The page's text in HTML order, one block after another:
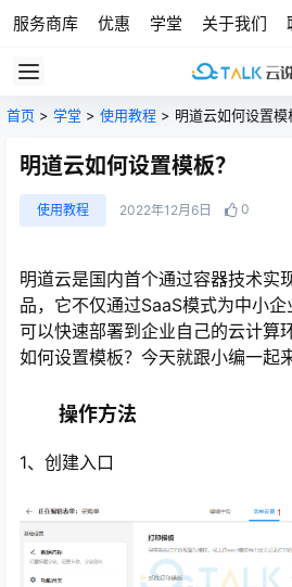
服务商库 优惠 学堂 关于我们
首页 > 学堂 > 使用教程 > 明道云如何设置模
明道云如何设置模板？
使用教程 2022年12月6日 0
明道云是国内首个通过容器技术实
品，它不仅通过SaaS模式为中小
可以快速部署到企业自己的云计算
如何设置模板？今天就跟小编一起
操作方法
1、创建入口